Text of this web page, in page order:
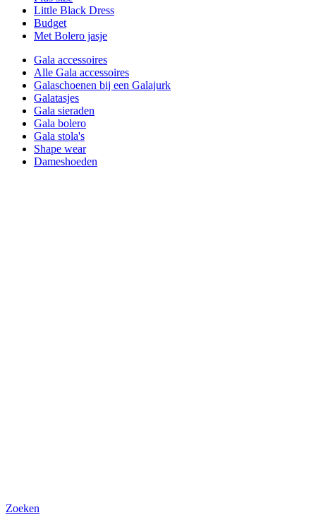
Little Black Dress
Budget
Met Bolero jasje
Gala accessoires
Alle Gala accessoires
Galaschoenen bij een Galajurk
Galatasjes
Gala sieraden
Gala bolero
Gala stola's
Shape wear
Dameshoeden
Zoeken